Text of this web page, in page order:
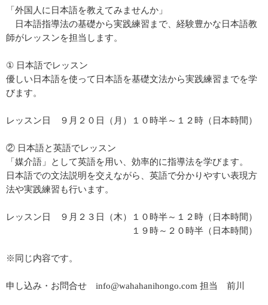
「外国人に日本語を教えてみませんか」
日本語指導法の基礎から実践練習まで、経験豊かな日本語教
師がレッスンを担当します。
① 日本語でレッスン
優しい日本語を使って日本語を基礎文法から実践練習までを学
びます。
レッスン日 ９月２０日（月）１０時半～１２時（日本時間）
② 日本語と英語でレッスン
「媒介語」として英語を用い、効率的に指導法を学びます。
日本語での文法説明を交えながら、英語で分かりやすい表現方
法や実践練習も行います。
レッスン日 ９月２３日（木）１０時半～１２時（日本時間）
１９時～２０時半（日本時間）
※同じ内容です。
申し込み・お問合せ info@wahahanihongo.com 担当 前川